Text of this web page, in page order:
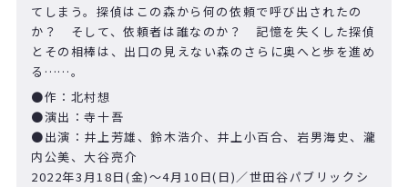
てしまう。探偵はこの森から何の依頼で呼び出されたの
か？ そして、依頼者は誰なのか？ 記憶を失くした探偵
とその相棒は、出口の見えない森のさらに奥へと歩を進め
る ……。
●作：北村想
●演出：寺十吾
●出演：井上芳雄、鈴木浩介、井上小百合、岩男海史、瀧
内公美、大谷亮介
2022年3 月18日(金)～4月10日( 日)／世田谷パブリックシ